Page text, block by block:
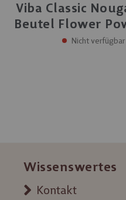
Viba Classic
Beutel Flower
Nicht verfügbar
Wissenswertes
Kontakt